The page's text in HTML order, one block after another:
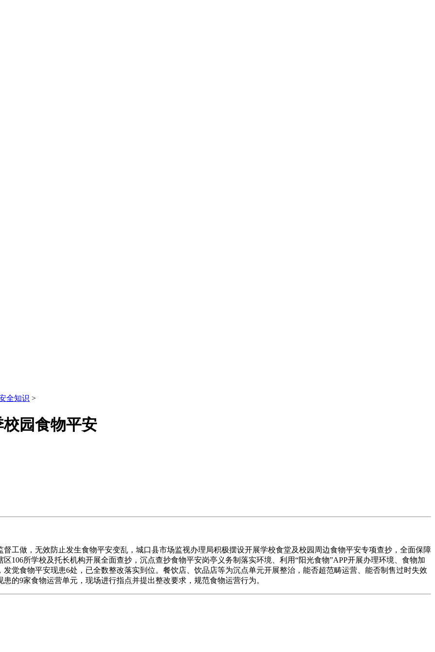
全知识 >
园食物平安
做，无效防止发生食物平安变乱，城口县市场监视办理局积极摆设开展学校食堂及校园周边食物平安专项查抄，全面保障
106所学校及托长机构开展全面查抄，沉点查抄食物平安岗亭义务制落实环境、利用“阳光食物”APP开展办理环境、食物加
觉食物平安现患6处，已全数整改落实到位。餐饮店、饮品店等为沉点单元开展整治，能否超范畴运营、能否制售过时失效
的9家食物运营单元，现场进行指点并提出整改要求，规范食物运营行为。